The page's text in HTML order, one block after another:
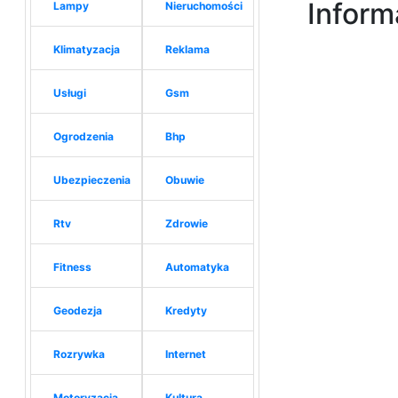
Lampy
Klimatyzacja
Usługi
Ogrodzenia
Ubezpieczenia
Rtv
Fitness
Geodezja
Rozrywka
Nieruchomości
Reklama
Gsm
Bhp
Obuwie
Zdrowie
Automatyka
Kredyty
Internet